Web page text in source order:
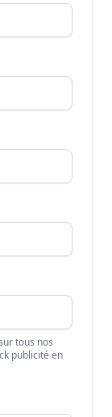
tous nos
publicité en